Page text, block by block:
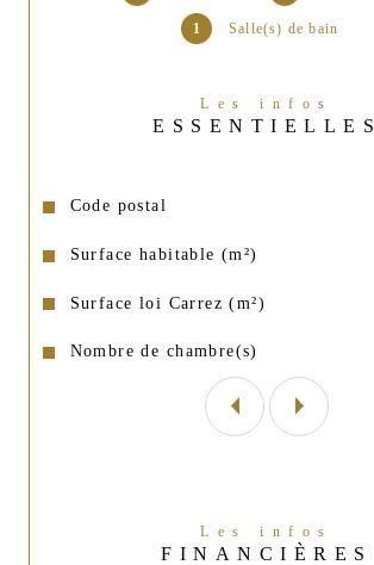
1 Salle(s) de bain
Les infos
ESSENTIELLES
Caractéristiques Valeurs
Code postal
Surface habitable (m²)
Surface loi Carrez (m²)
Nombre de chambre(s)
Les infos
FINANCIÈRES